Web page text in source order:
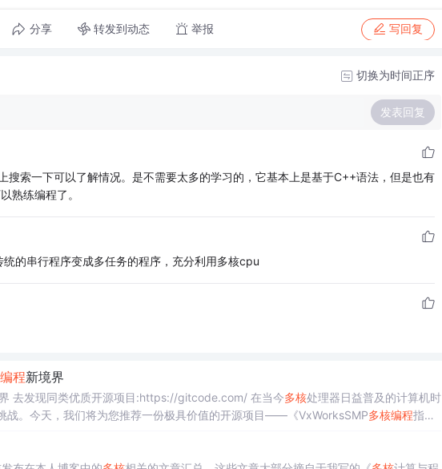
分享 转发到动态 举报 写回复
切换为时间正序
发表回复
搜索一下可以了解情况。是不需要太多的学习的，它基本上是基于C++语法，但是也有
熟练编程了。
的串行程序变成多任务的程序，充分利用多核cpu
编程新境界
去发现同类优质开源项目:https://gitcode.com/ 在当今多核处理器日益普及的计算机时
战。今天，我们将为您推荐一份极具价值的开源项目——《VxWorksSMP多核编程指